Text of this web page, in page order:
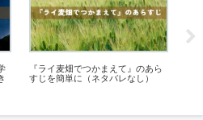
『ライ麦畑でつかまえて』のあら
すじを簡単に（ネタバレなし）